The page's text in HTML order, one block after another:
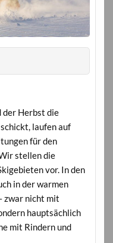
der Herbst die
laufen auf
für den
stellen die
vor. In den
in der warmen
zwar nicht mit
hauptsächlich
mit Rindern und